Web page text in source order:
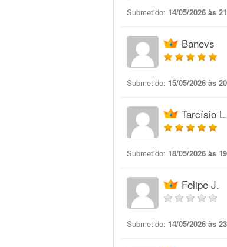
Submetido: 14/05/2026 às
Banevs
Submetido: 15/05/2026 às
Tarcísio L.
Submetido: 18/05/2026 às
Felipe J.
Submetido: 14/05/2026 às